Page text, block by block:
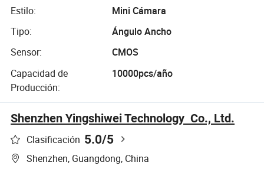
Estilo:
Mini Cámara
Tipo:
Ángulo Ancho
Sensor:
CMOS
Capacidad de
Producción:
10000pcs/año
Shenzhen Yingshiwei Technology Co., Ltd.
Clasificación 5.0/5
Shenzhen, Guangdong, China